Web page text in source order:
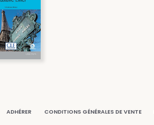
ADHÉRER CONDITIONS GÉNÉRALES DE VENTE